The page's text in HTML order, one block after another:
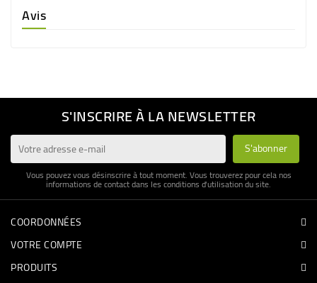
Avis
S'INSCRIRE À LA NEWSLETTER
Vous pouvez vous désinscrire à tout moment. Vous trouverez pour cela nos
informations de contact dans les conditions d'utilisation du site.
COORDONNÉES
VOTRE COMPTE
PRODUITS